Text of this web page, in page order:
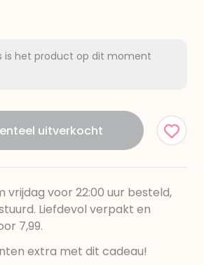
is het product op dit moment
uitverkocht
vrijdag voor 22:00 uur besteld,
Liefdevol verpakt en
7,99.
extra met dit cadeau!